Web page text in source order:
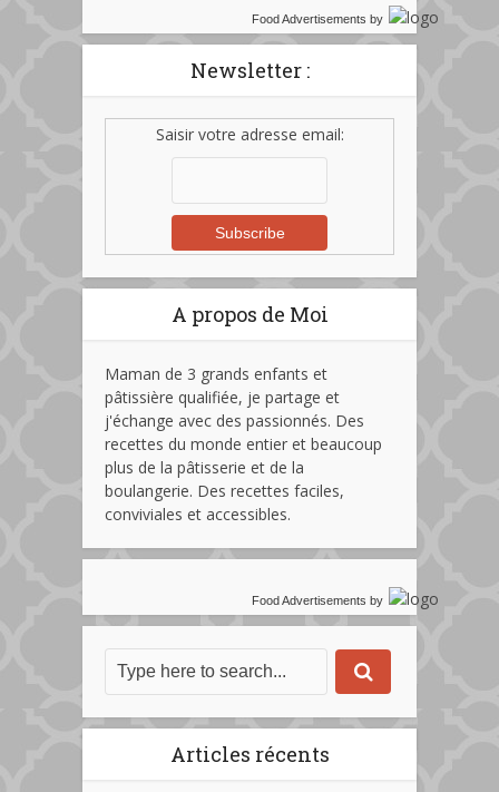
Food Advertisements by
Newsletter :
Saisir votre adresse email:
A propos de Moi
Maman de 3 grands enfants et
pâtissière qualifiée, je partage et
j'échange avec des passionnés. Des
recettes du monde entier et beaucoup
plus de la pâtisserie et de la
boulangerie. Des recettes faciles,
conviviales et accessibles.
Food Advertisements by
Articles récents